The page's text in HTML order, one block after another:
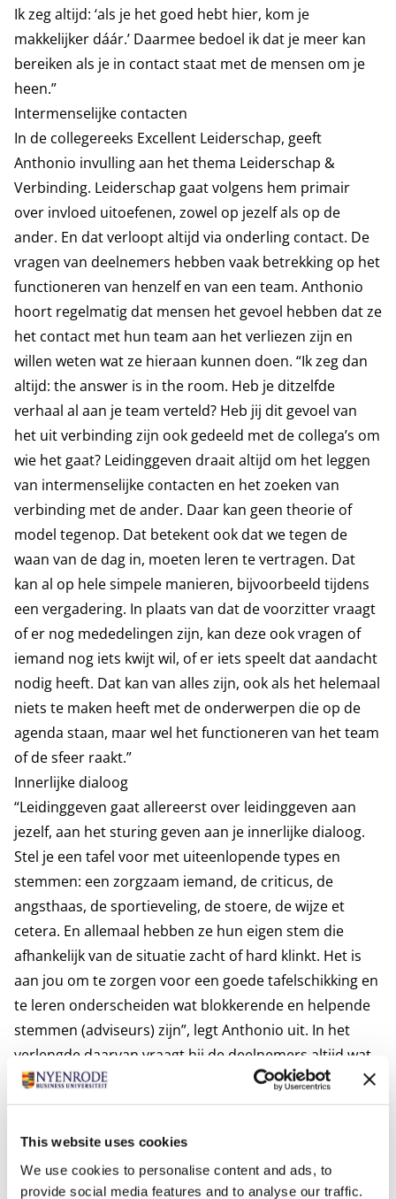
This website uses cookies
We use cookies to personalise content and ads, to
provide social media features and to analyse our traffic.
Ik zeg altijd: ‘als je het goed hebt hier, kom je
makkelijker dáár.’ Daarmee bedoel ik dat je meer kan
bereiken als je in contact staat met de mensen om je
heen.”
Intermenselijke contacten
In de collegereeks Excellent Leiderschap, geeft
Anthonio invulling aan het thema Leiderschap &
Verbinding. Leiderschap gaat volgens hem primair
over invloed uitoefenen, zowel op jezelf als op de
ander. En dat verloopt altijd via onderling contact. De
vragen van deelnemers hebben vaak betrekking op het
functioneren van henzelf en van een team. Anthonio
hoort regelmatig dat mensen het gevoel hebben dat ze
het contact met hun team aan het verliezen zijn en
willen weten wat ze hieraan kunnen doen. “Ik zeg dan
altijd: the answer is in the room. Heb je ditzelfde
verhaal al aan je team verteld? Heb jij dit gevoel van
het uit verbinding zijn ook gedeeld met de collega’s om
wie het gaat? Leidinggeven draait altijd om het leggen
van intermenselijke contacten en het zoeken van
verbinding met de ander. Daar kan geen theorie of
model tegenop. Dat betekent ook dat we tegen de
waan van de dag in, moeten leren te vertragen. Dat
kan al op hele simpele manieren, bijvoorbeeld tijdens
een vergadering. In plaats van dat de voorzitter vraagt
of er nog mededelingen zijn, kan deze ook vragen of
iemand nog iets kwijt wil, of er iets speelt dat aandacht
nodig heeft. Dat kan van alles zijn, ook als het helemaal
niets te maken heeft met de onderwerpen die op de
agenda staan, maar wel het functioneren van het team
of de sfeer raakt.”
Innerlijke dialoog
“Leidinggeven gaat allereerst over leidinggeven aan
jezelf, aan het sturing geven aan je innerlijke dialoog.
Stel je een tafel voor met uiteenlopende types en
stemmen: een zorgzaam iemand, de criticus, de
angsthaas, de sportieveling, de stoere, de wijze et
cetera. En allemaal hebben ze hun eigen stem die
afhankelijk van de situatie zacht of hard klinkt. Het is
aan jou om te zorgen voor een goede tafelschikking en
te leren onderscheiden wat blokkerende en helpende
stemmen (adviseurs) zijn”, legt Anthonio uit. In het
verlengde daarvan vraagt hij de deelnemers altijd wat
hun plan voor hun leven is. “Bedrijven hebben vaak
een visie, missie en bijbehorende kernwaarden. Maar
ben ik naar onderweg? Wat zijn mijn kernwaarden? Aan